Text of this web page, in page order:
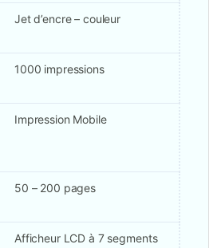
Jet d’encre – couleur
1000 impressions
Impression Mobile
50 – 200 pages
Afficheur LCD à 7 segments